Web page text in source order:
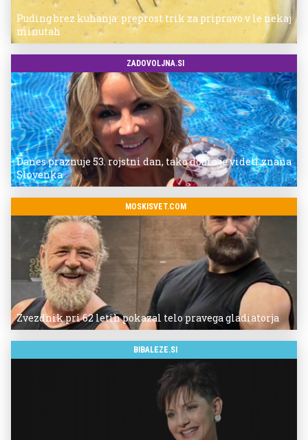
Puding brez kuhanja: preprost trik za pripravo v le nekaj
minutah
ZADOVOLJNA.SI
Danes praznuje 53. rojstni dan, tako dobro je videti znana
Slovenka
MOSKISVET.COM
Zvezdnik pri 62 letih pokazal telo pravega gladiatorja
BIBALEZE.SI